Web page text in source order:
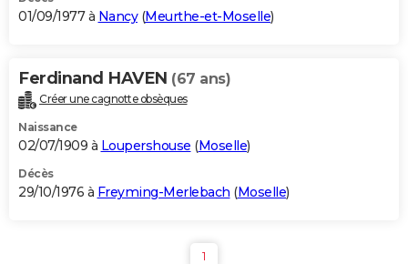
01/09/1977 à Nancy(Meurthe-et-Moselle)
Ferdinand HAVEN (67 ans)
Créer une cagnotte obsèques
Naissance
02/07/1909 à Loupershouse (Moselle)
Décès
29/10/1976 à Freyming-Merlebach (Moselle)
1